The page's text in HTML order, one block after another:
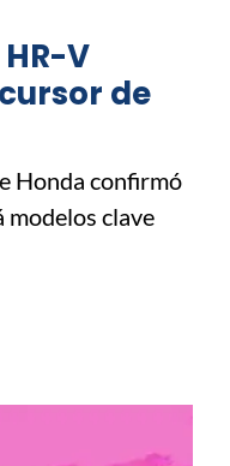
V
de
Honda confirmó
modelos clave